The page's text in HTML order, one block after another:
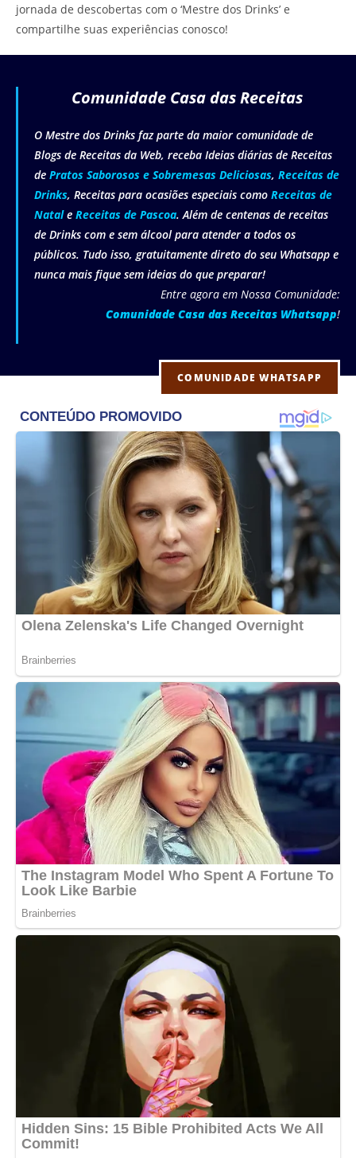
jornada de descobertas com o ‘Mestre dos Drinks’ e
compartilhe suas experiências conosco!
Comunidade Casa das Receitas
O Mestre dos Drinks faz parte da maior comunidade de
Blogs de Receitas da Web, receba Ideias diárias de Receitas
de Pratos Saborosos e Sobremesas Deliciosas, Receitas de
Drinks, Receitas para ocasiões especiais como Receitas de
Natale Receitas de Pascoa. Além de centenas de receitas
de Drinks com e sem álcool para atender a todos os
públicos. Tudo isso, gratuitamente direto do seu Whatsapp e
nunca mais fique sem ideias do que preparar!
Entre agora em Nossa Comunidade:
Comunidade Casa das Receitas Whatsapp!
COMUNIDADE WHATSAPP